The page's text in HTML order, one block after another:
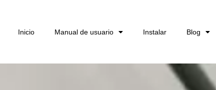
Inicio Manual de usuario Instalar Blog